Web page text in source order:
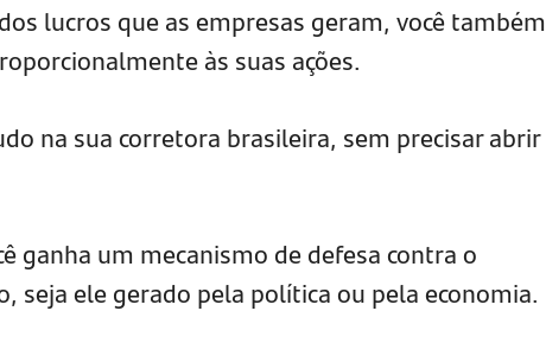
lucros que as empresas geram, você também
às suas ações.
na sua corretora brasileira, sem precisar abrir
ganha um mecanismo de defesa contra o
seja ele gerado pela política ou pela economia.